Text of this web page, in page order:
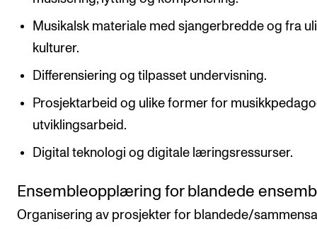
Musikalsk materiale med sjangerbredde og fra
kulturer.
Differensiering og tilpasset undervisning.
Prosjektarbeid og ulike former for
utviklingsarbeid.
Digital teknologi og digitale læringsressurser.
Ensembleopplæring for blandede
Organisering av prosjekter for blandede/